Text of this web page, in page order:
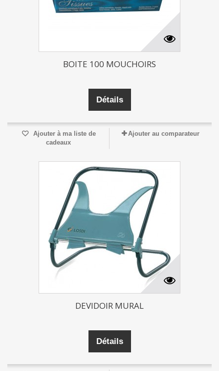
BOITE 100 MOUCHOIRS
Détails
Ajouter à ma liste de
cadeaux
Ajouter au comparateur
DEVIDOIR MURAL
Détails